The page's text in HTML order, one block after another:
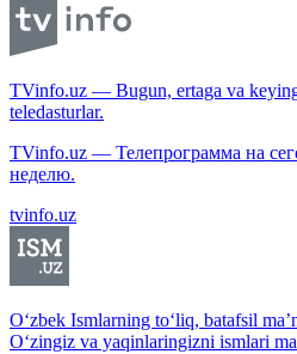
TVinfo.uz — Bugun, ertaga va
teledasturlar.
TVinfo.uz — Телепрограмма на
неделю.
tvinfo.uz
O‘zbek Ismlarning to‘liq, batafsil
O‘zingiz va yaqinlaringizni ismlari